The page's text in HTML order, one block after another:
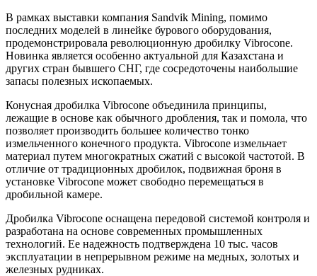
В рамках выставки компания Sandvik Mining, помимо
последних моделей в линейке бурового оборудования,
продемонстрировала революционную дробилку Vibrocone.
Новинка является особенно актуальной для Казахстана и
других стран бывшего СНГ, где сосредоточены наибольшие
запасы полезных ископаемых.
Конусная дробилка Vibrocone объединила принципы,
лежащие в основе как обычного дробления, так и помола, что
позволяет производить большее количество тонко
измельченного конечного продукта. Vibrocone измельчает
материал путем многократных сжатий с высокой частотой. В
отличие от традиционных дробилок, подвижная броня в
установке Vibrocone может свободно перемещаться в
дробильной камере.
Дробилка Vibrocone оснащена передовой системой контроля и
разработана на основе современных промышленных
технологий. Ее надежность подтверждена 10 тыс. часов
эксплуатации в непрерывном режиме на медных, золотых и
железных рудниках.